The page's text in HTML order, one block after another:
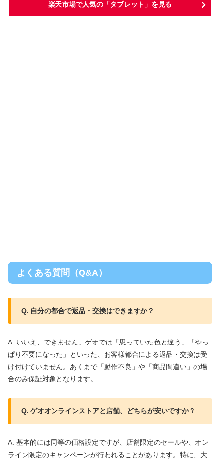
楽天市場で人気の「タブレット」を見る
よくある質問（Q&A）
Q. 自分の都合で返品・交換はできますか？
A. いいえ、できません。ゲオでは「思っていた色と違う」「やっ
ぱり不要になった」といった、お客様都合による返品・交換は受
け付けていません。あくまで「動作不良」や「商品間違い」の場
合のみ保証対象となります。
Q. ゲオオンラインストアと店舗、どちらが安いですか？
A. 基本的には同等の価格設定ですが、店舗限定のセールや、オン
ライン限定のキャンペーンが行われることがあります。特に、大